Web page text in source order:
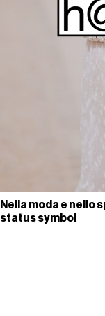
Nella moda e nello
status symbol